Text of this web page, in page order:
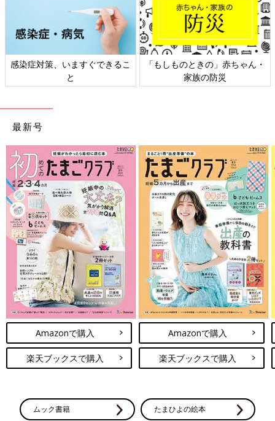
感染症対策、いますぐできるこ
と
「もしものときの」赤ちゃん・
家族の防災
最新号
Amazonで購入
楽天ブックスで購入
Amazonで購入
楽天ブックスで購入
ムック書籍 たまひよの絵本